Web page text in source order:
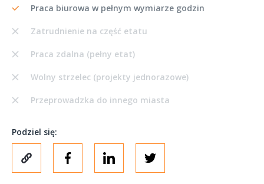
Praca biurowa w pełnym wymiarze godzin
Zatrudnienie na część etatu
Praca zdalna (pełny etat)
Wolny strzelec (projekty jednorazowe)
Przeprowadzka do innego miasta
Podziel się: